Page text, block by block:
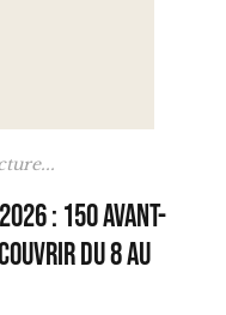
: 150 avant-
du 8 au